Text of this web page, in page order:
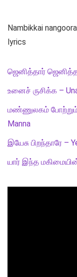
Nambikkai
lyrics
ஜெனித்தார்
உனைச் ருசிக்க –
மண்ணுலகம்
Manna
இயேசு பிறந்தாரே –
யார் இந்த மகிமையின்